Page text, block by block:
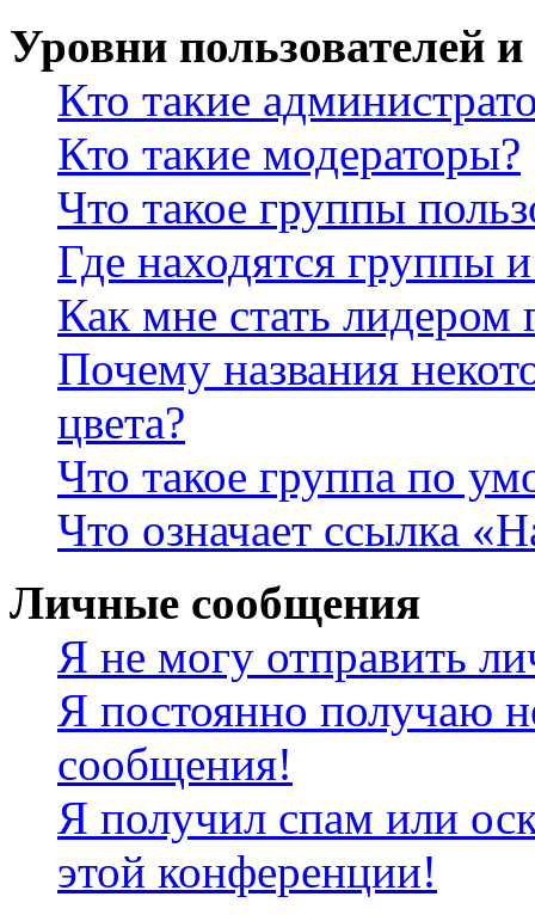
Уровни пользователей
Кто такие
Кто такие модераторы?
Что такое группы
Где находятся группы
Как мне стать лидером
Почему названия
цвета?
Что такое группа по
Что означает ссылка
Личные сообщения
Я не могу отправить
Я постоянно получаю
сообщения!
Я получил спам или
этой конференции!